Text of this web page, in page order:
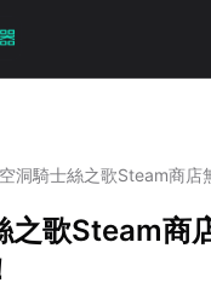
空洞騎士絲之歌Steam商店
之歌Steam商